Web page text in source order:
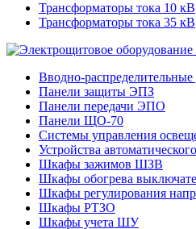
Трансформаторы тока 10 кВ
Трансформаторы тока 35 кВ
Вводно-
Панели защиты ЭПЗ
Панели передачи ЭПО
Панели ЩО-70
Системы управления
Устройства
Шкафы зажимов ШЗВ
Шкафы обогрева
Шкафы регулирования
Шкафы РТЗО
Шкафы учета ШУ